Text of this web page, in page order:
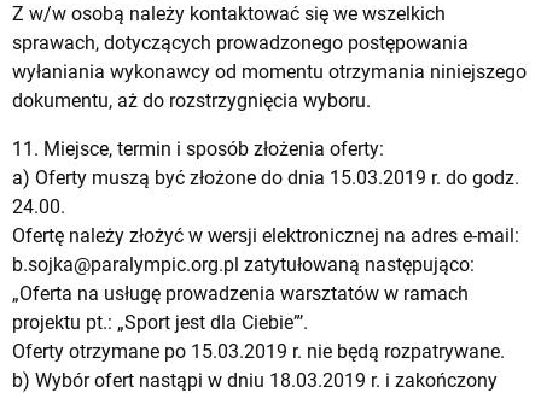
Z w/w osobą należy kontaktować się we wszelkich
sprawach, dotyczących prowadzonego postępowania
wyłaniania wykonawcy od momentu otrzymania niniejszego
dokumentu, aż do rozstrzygnięcia wyboru.
11. Miejsce, termin i sposób złożenia oferty:
a) Oferty muszą być złożone do dnia 15.03.2019 r. do godz.
24.00.
Ofertę należy złożyć w wersji elektronicznej na adres e-mail:
b.sojka@paralympic.org.pl zatytułowaną następująco:
„Oferta na usługę prowadzenia warsztatów w ramach
projektu pt.: „Sport jest dla Ciebie”’.
Oferty otrzymane po 15.03.2019 r. nie będą rozpatrywane.
b) Wybór ofert nastąpi w dniu 18.03.2019 r. i zakończony